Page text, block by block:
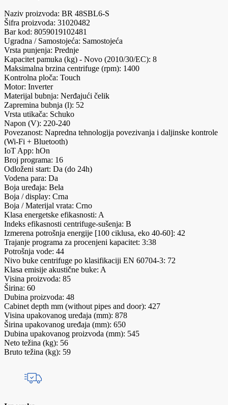
Naziv proizvoda: BR 48SBL6-S
Šifra proizvoda: 31020482
Bar kod: 8059019102481
Ugradna / Samostojeća: Samostojeća
Vrsta punjenja: Prednje
Kapacitet pamuka (kg) - Novo (2010/30/EC): 8
Maksimalna brzina centrifuge (rpm): 1400
Kontrolna ploča: Touch
Motor: Inverter
Materijal bubnja: Nerđajući čelik
Zapremina bubnja (l): 52
Vrsta utikača: Schuko
Napon (V): 220-240
Povezanost: Napredna tehnologija povezivanja i daljinske kontrole
(Wi-Fi + Bluetooth)
IoT App: hOn
Broj programa: 16
Odloženi start: Da (do 24h)
Vodena para: Da
Boja uređaja: Bela
Boja / display: Crna
Boja / Materijal vrata: Crno
Klasa energetske efikasnosti: A
Indeks efikasnosti centrifuge-sušenja: B
Izmerena potrošnja energije [100 ciklusa, eko 40-60]: 42
Trajanje programa za procenjeni kapacitet: 3:38
Potrošnja vode: 44
Nivo buke centrifuge po klasifikaciji EN 60704-3: 72
Klasa emisije akustične buke: A
Visina proizvoda: 85
Širina: 60
Dubina proizvoda: 48
Cabinet depth mm (without pipes and door): 427
Visina upakovanog uređaja (mm): 878
Širina upakovanog uređaja (mm): 650
Dubina upakovanog proizvoda (mm): 545
Neto težina (kg): 56
Bruto težina (kg): 59